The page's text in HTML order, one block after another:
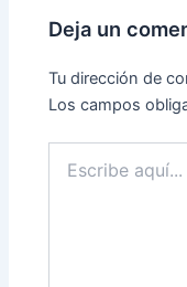
Deja un
Tu dirección de
Los campos
aquí...